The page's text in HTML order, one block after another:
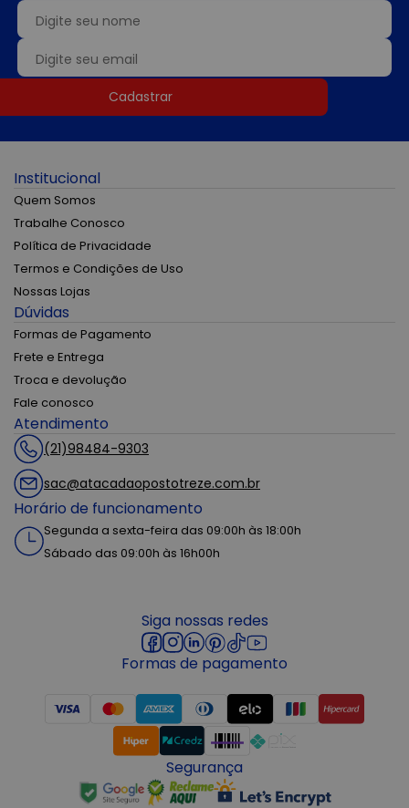
Cadastrar
Institucional
Quem Somos
Trabalhe Conosco
Política de Privacidade
Termos e Condições de Uso
Nossas Lojas
Dúvidas
Formas de Pagamento
Frete e Entrega
Troca e devolução
Fale conosco
Atendimento
(21)98484-9303
sac@atacadaopostotreze.com.br
Horário de funcionamento
Segunda a sexta-feira das 09:00h às 18:00h
Sábado das 09:00h às 16h00h
Siga nossas redes
Formas de pagamento
Segurança